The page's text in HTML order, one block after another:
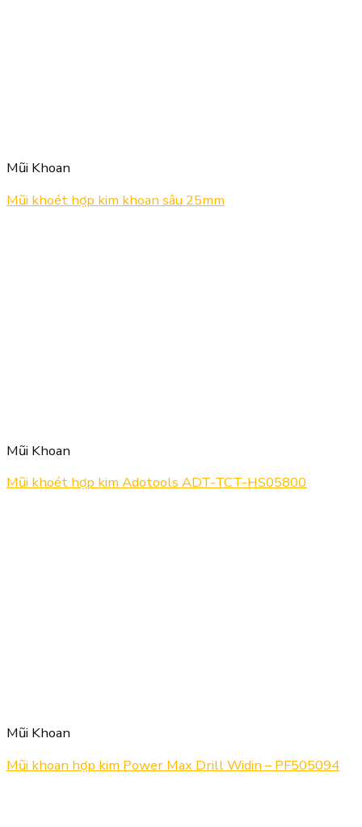
Mũi Khoan
Mũi khoét hợp kim khoan sâu 25mm
Mũi Khoan
Mũi khoét hợp kim Adotools ADT-TCT-HS05800
Mũi Khoan
Mũi khoan hợp kim Power Max Drill Widin – PF505094